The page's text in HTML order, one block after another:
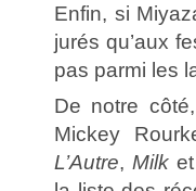
Enfin, si
jurés qu’aux
pas parmi les
De notre
Mickey
L’Autre, Milket